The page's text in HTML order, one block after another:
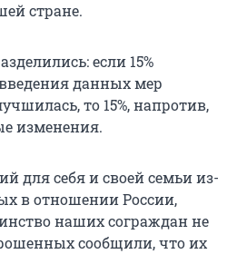
стране.
если 15%
данных мер
то 15%, напротив,
изменения.
для себя и своей семьи из-
в отношении России,
наших сограждан не
сообщили, что их